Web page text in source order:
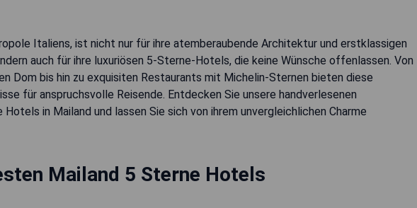
Italiens, ist nicht nur für ihre atemberaubende Architektur und erstklassigen
auch für ihre luxuriösen 5-Sterne-Hotels, die keine Wünsche offenlassen. Von
Dom bis hin zu exquisiten Restaurants mit Michelin-Sternen bieten diese
für anspruchsvolle Reisende. Entdecken Sie unsere handverlesenen
in Mailand und lassen Sie sich von ihrem unvergleichlichen Charme
Mailand 5 Sterne Hotels